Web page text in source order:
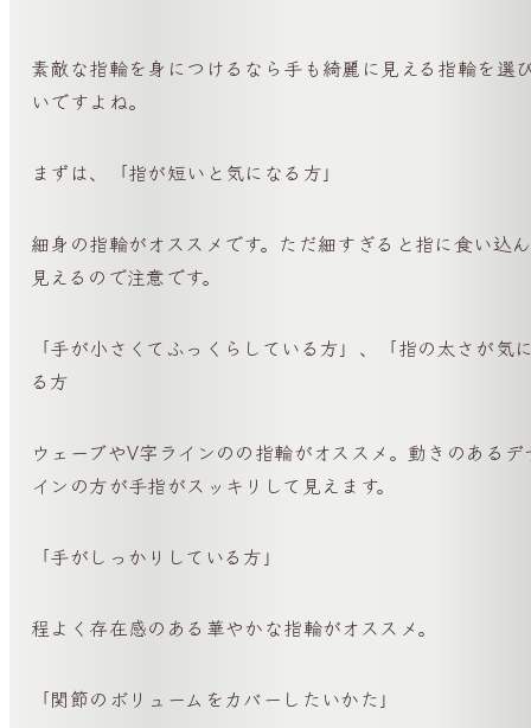
素敵な指輪を身につけるなら手も綺麗に見える指輪を選
いですよね。
まずは、「指が短いと気になる方」
細身の指輪がオススメです。ただ細すぎると指に食い込
見えるので注意です。
「手が小さくてふっくらしている方」、「指の太さが気
る方
ウェーブやV字ラインのの指輪がオススメ。動きのあるデ
インの方が手指がスッキリして見えます。
「手がしっかりしている方」
程よく存在感のある華やかな指輪がオススメ。
「関節のボリュームをカバーしたいかた」